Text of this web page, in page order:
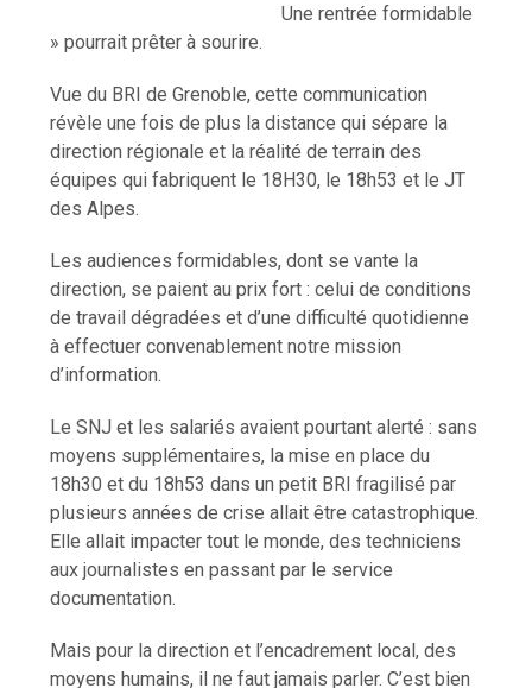
Une rentrée formidable
» pourrait prêter à sourire.
Vue du BRI de Grenoble, cette communication
révèle une fois de plus la distance qui sépare la
direction régionale et la réalité de terrain des
équipes qui fabriquent le 18H30, le 18h53 et le JT
des Alpes.
Les audiences formidables, dont se vante la
direction, se paient au prix fort : celui de conditions
de travail dégradées et d’une difficulté quotidienne
à effectuer convenablement notre mission
d’information.
Le SNJ et les salariés avaient pourtant alerté : sans
moyens supplémentaires, la mise en place du
18h30 et du 18h53 dans un petit BRI fragilisé par
plusieurs années de crise allait être catastrophique.
Elle allait impacter tout le monde, des techniciens
aux journalistes en passant par le service
documentation.
Mais pour la direction et l’encadrement local, des
moyens humains, il ne faut jamais parler. C’est bien